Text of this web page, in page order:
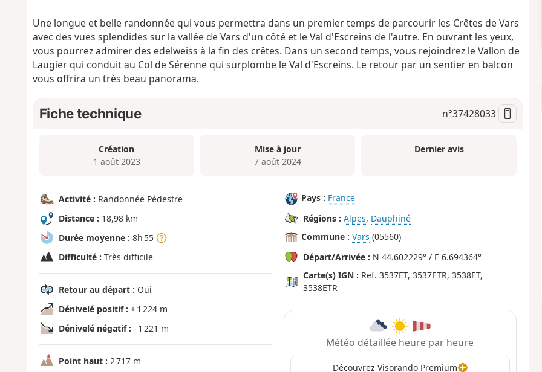
Une longue et belle randonnée qui vous permettra dans un premier temps de parcourir les Crêtes de Vars
avec des vues splendides sur la vallée de Vars d'un côté et le Val d'Escreins de l'autre. En ouvrant les yeux,
vous pourrez admirer des edelweiss à la fin des crêtes. Dans un second temps, vous rejoindrez le Vallon de
Laugier qui conduit au Col de Sérenne qui surplombe le Val d'Escreins. Le retour par un sentier en balcon
vous offrira un très beau panorama.
Fiche technique n°37428033
Création
1 août 2023
Mise à jour
7 août 2024
Dernier avis
–
Activité : Randonnée Pédestre
Distance : 18,98 km
Durée moyenne : 8h 55
Difficulté : Très difficile
Retour au départ : Oui
Dénivelé positif : + 1 224 m
Dénivelé négatif : - 1 221 m
Point haut : 2 717 m
Pays : France
Régions : Alpes, Dauphiné
Commune : Vars (05560)
Départ/Arrivée : N 44.602229° / E 6.694364°
Carte(s) IGN : Ref. 3537ET, 3537ETR, 3538ET,
3538ETR
Météo détaillée heure par heure
Découvrez Visorando Premium